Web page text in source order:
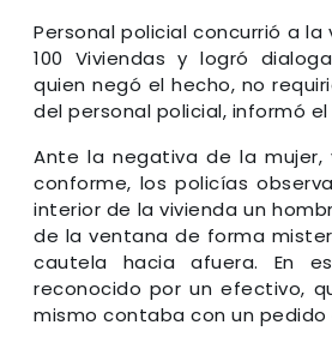
Personal policial concurrió a la
100 Viviendas y logró
quien negó el hecho, no
del personal policial, informó el
Ante la negativa de la mujer,
conforme, los policías
interior de la vivienda un
de la ventana de forma
cautela hacia afuera. En
reconocido por un efectivo,
mismo contaba con un